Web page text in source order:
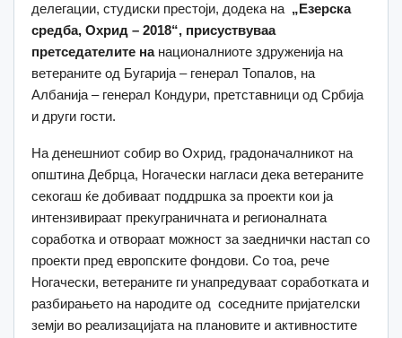
делегации, студиски престоји, додека на „Езерска
средба, Охрид – 2018“, присуствуваа
претседателите на националниоте здруженија на
ветераните од Бугарија – генерал Топалов, на
Албанија – генерал Кондури, претставници од Србија
и други гости.
На денешниот собир во Охрид, градоначалникот на
општина Дебрца, Ногачески нагласи дека ветераните
секогаш ќе добиваат поддршка за проекти кои ја
интензивираат прекуграничната и регионалната
соработка и отвораат можност за заеднички настап со
проекти пред европските фондови. Со тоа, рече
Ногачески, ветераните ги унапредуваат соработката и
разбирањето на народите од соседните пријателски
земји во реализацијата на плановите и активностите